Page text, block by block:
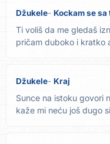
Džukele Kockam se sa
Ti voliš da me gledaš
pričam duboko i kratko
Džukele Kraj
Sunce na istoku govori
kaže mi neću još dugo